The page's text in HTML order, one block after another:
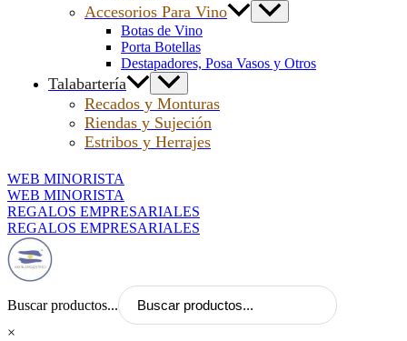
Accesorios Para Vino
Botas de Vino
Porta Botellas
Destapadores, Posa Vasos y Otros
Talabartería
Recados y Monturas
Riendas y Sujeción
Estribos y Herrajes
WEB MINORISTA
WEB MINORISTA
REGALOS EMPRESARIALES
REGALOS EMPRESARIALES
Buscar productos...
×